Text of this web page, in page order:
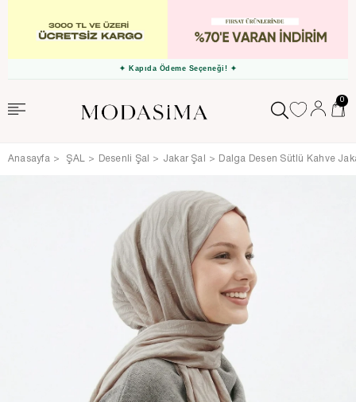
✦ Kapıda Ödeme Seçeneği! ✦
0
Anasayfa ŞAL Desenli Şal Jakar Şal Dalga Desen Sütlü Kahve